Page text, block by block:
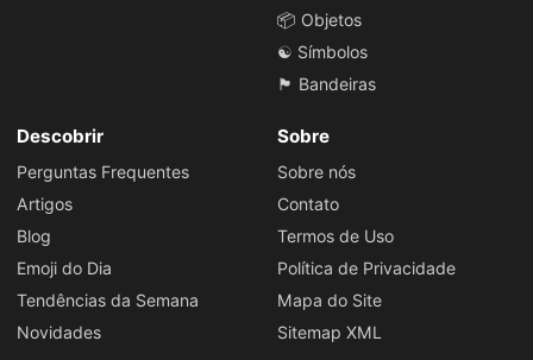
📦 Objetos
☯️ Símbolos
🏴 Bandeiras
Descobrir
Perguntas Frequentes
Artigos
Blog
Emoji do Dia
Tendências da Semana
Novidades
Sobre
Sobre nós
Contato
Termos de Uso
Política de Privacidade
Mapa do Site
Sitemap XML